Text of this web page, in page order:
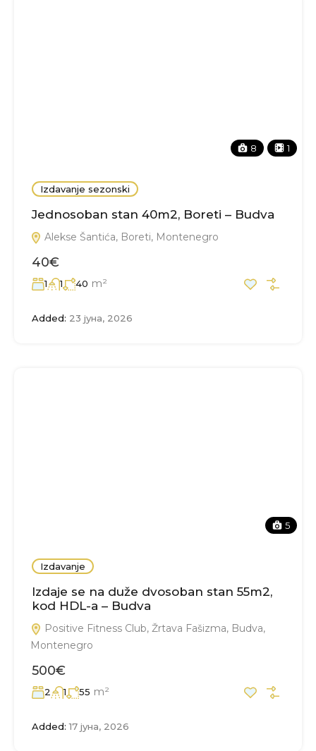
8 1
Izdavanje sezonski
Jednosoban stan 40m2, Boreti – Budva
Alekse Šantića, Boreti, Montenegro
40€
1 1 40 m²
Added: 23 јуна, 2026
5
Izdavanje
Izdaje se na duže dvosoban stan 55m2,
kod HDL-a – Budva
Positive Fitness Club, Žrtava Fašizma, Budva,
Montenegro
500€
2 1 55 m²
Added: 17 јуна, 2026